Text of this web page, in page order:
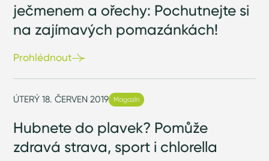
ječmenem a ořechy: Pochutnejte si
na zajímavých pomazánkách!
Prohlédnout
ÚTERÝ 18. ČERVEN 2019 Magazín
Hubnete do plavek? Pomůže
zdravá strava, sport i chlorella